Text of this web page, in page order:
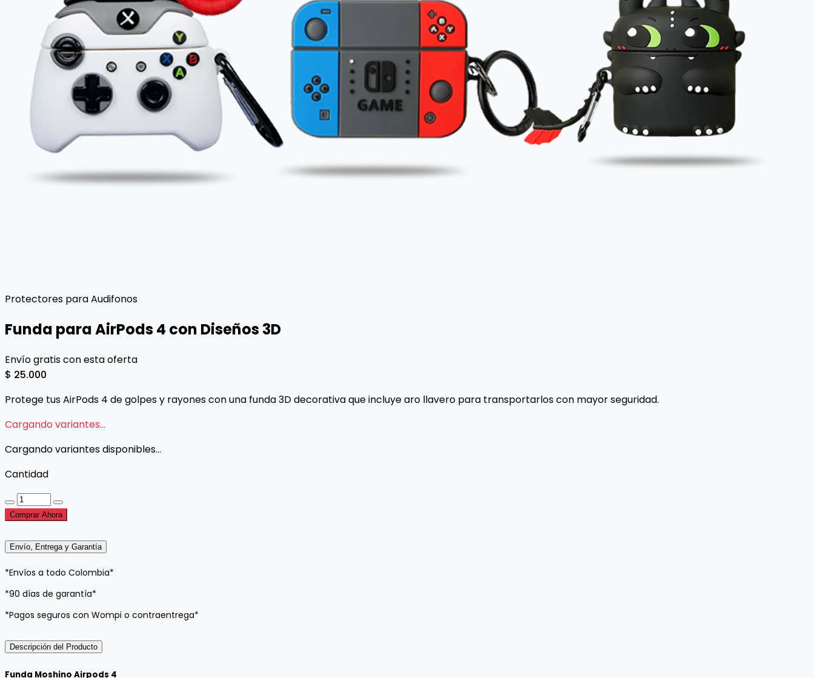
Protectores para Audifonos
Funda para AirPods 4 con Diseños 3D
Envío gratis con esta oferta
$ 25.000
Protege tus AirPods 4 de golpes y rayones con una funda 3D decorativa que incluye aro llavero para transportarlos con mayor seguridad.
Cargando variantes...
Cargando variantes disponibles...
Cantidad
Comprar Ahora
Envío, Entrega y Garantía
*Envíos a todo Colombia*
*90 días de garantía*
*Pagos seguros con Wompi o contraentrega*
Descripción del Producto
Funda Moshino Airpods 4